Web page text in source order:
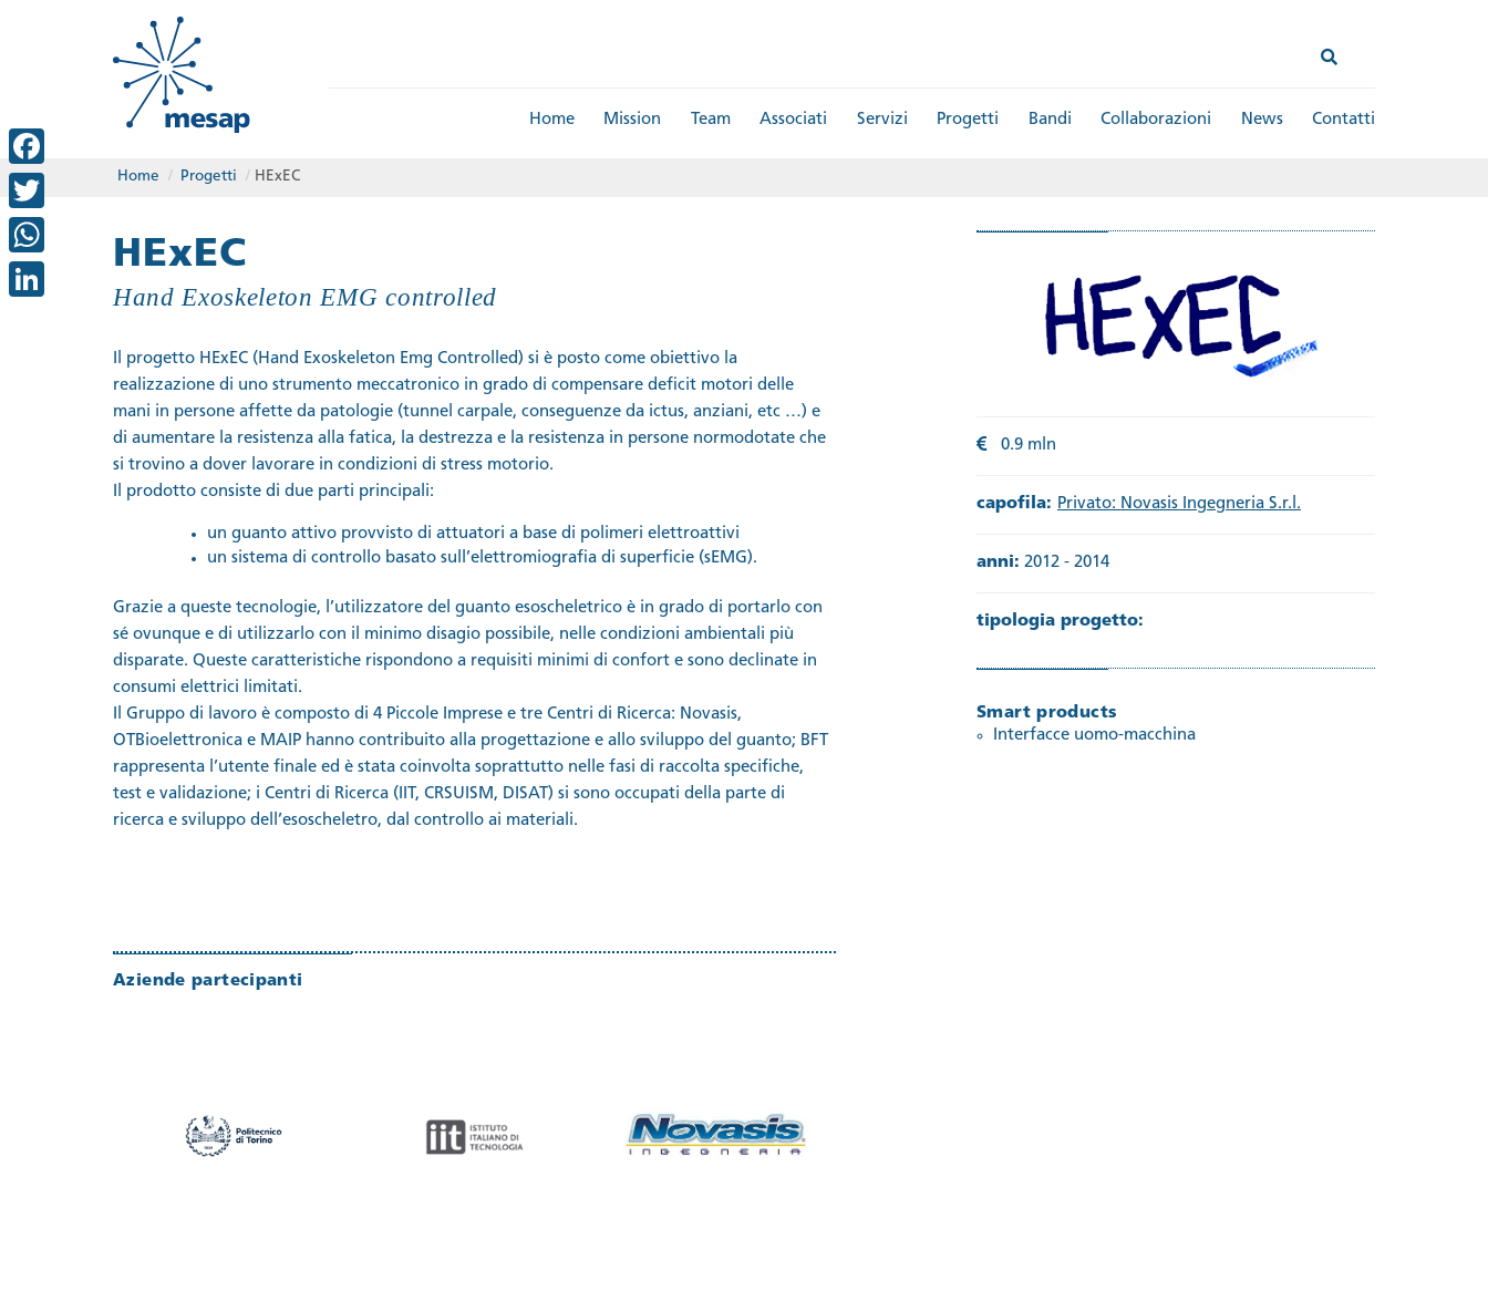
Home Mission Team Associati Servizi Progetti Bandi Collaborazioni News Contatti
Home / Progetti / HExEC
HExEC
Hand Exoskeleton EMG controlled
Il progetto HExEC (Hand Exoskeleton Emg Controlled) si è posto come obiettivo la
realizzazione di uno strumento meccatronico in grado di compensare deficit motori delle
mani in persone affette da patologie (tunnel carpale, conseguenze da ictus, anziani, etc …) e
di aumentare la resistenza alla fatica, la destrezza e la resistenza in persone normodotate che
si trovino a dover lavorare in condizioni di stress motorio.
Il prodotto consiste di due parti principali:
un guanto attivo provvisto di attuatori a base di polimeri elettroattivi
un sistema di controllo basato sull’elettromiografia di superficie (sEMG).
Grazie a queste tecnologie, l’utilizzatore del guanto esoscheletrico è in grado di portarlo con
sé ovunque e di utilizzarlo con il minimo disagio possibile, nelle condizioni ambientali più
disparate. Queste caratteristiche rispondono a requisiti minimi di confort e sono declinate in
consumi elettrici limitati.
Il Gruppo di lavoro è composto di 4 Piccole Imprese e tre Centri di Ricerca: Novasis,
OTBioelettronica e MAIP hanno contribuito alla progettazione e allo sviluppo del guanto; BFT
rappresenta l’utente finale ed è stata coinvolta soprattutto nelle fasi di raccolta specifiche,
test e validazione; i Centri di Ricerca (IIT, CRSUISM, DISAT) si sono occupati della parte di
ricerca e sviluppo dell’esoscheletro, dal controllo ai materiali.
Aziende partecipanti
0.9 mln
capofila: Privato: Novasis Ingegneria S.r.l.
anni: 2012 - 2014
tipologia progetto:
Smart products
Interfacce uomo-macchina
Facebook
Twitter
WhatsApp